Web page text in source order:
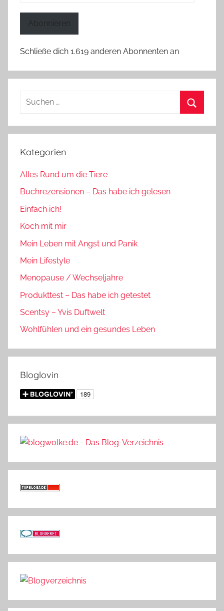
Abonnieren
Schließe dich 1.619 anderen Abonnenten an
Suchen
Kategorien
Alles Rund um die Tiere
Buchrezensionen – Das habe ich gelesen
Einfach ich!
Koch mit mir
Mein Leben mit Angst und Panik
Mein Lifestyle
Menopause / Wechseljahre
Produkttest – Das habe ich getestet
Scentsy – Yvis Duftwelt
Wohlfühlen und ein gesundes Leben
Bloglovin